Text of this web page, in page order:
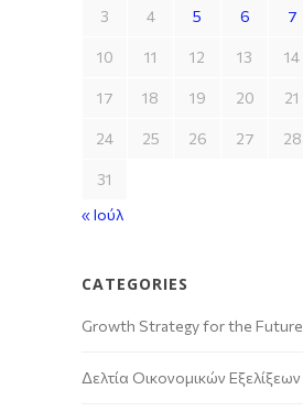
3 4 5 6 7
10 11 12 13 14
17 18 19 20 21
24 25 26 27 28
31
« Ιούλ
CATEGORIES
Growth Strategy for the Future
Δελτία Οικονομικών Εξελίξεων